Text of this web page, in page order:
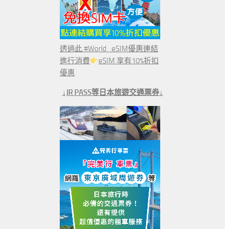
透過此 #World_eSIM優惠連結
進行消費
eSIM 享有10%折扣
優惠
↓JR PASS等日本旅遊交通票券↓